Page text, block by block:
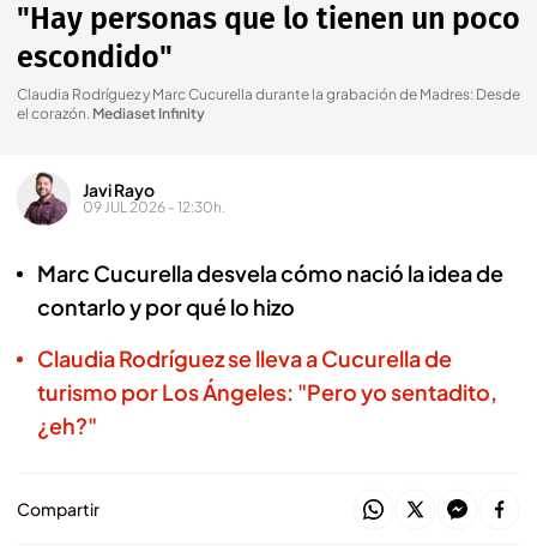
"Hay personas que lo tienen un poco
escondido"
Claudia Rodríguez y Marc Cucurella durante la grabación de Madres: Desde
el corazón. Mediaset Infinity
Javi Rayo
09 JUL 2026 - 12:30h.
Marc Cucurella desvela cómo nació la idea de
contarlo y por qué lo hizo
Claudia Rodríguez se lleva a Cucurella de
turismo por Los Ángeles: "Pero yo sentadito,
¿eh?"
Compartir